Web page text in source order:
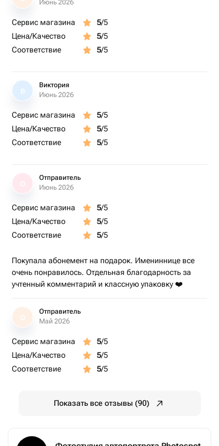
для индивидуальной съемки, так и для компании до 4
Все фотографии, в цветной и черно-белой обработке,
будут отправлены на вашу почту в течение суток.
Продолжительность фотосесии 60 минут.
уникальные кадры, которые останутся в памяти
навсегда. Сертификат Photospot — это не просто
подарок, это эмоции, которые невозможно забыть!
Июнь 2026
Сервис магазина 5/5
Цена/Качество
5/5
Соответствие
5/5
В
Виктория
Июнь 2026
Сервис магазина 5/5
Цена/Качество
5/5
Соответствие
5/5
Отправитель
Июнь 2026
Сервис магазина 5/5
Цена/Качество
5/5
Соответствие
5/5
Покупала абонемент на подарок. Имениннице все
очень понравилось. Отдельная благодарность за
учтенный комментарий и классную упаковку ❤️
О
Отправитель
Май 2026
Сервис магазина 5/5
Цена/Качество
5/5
Соответствие
5/5
Показать все отзывы (90)